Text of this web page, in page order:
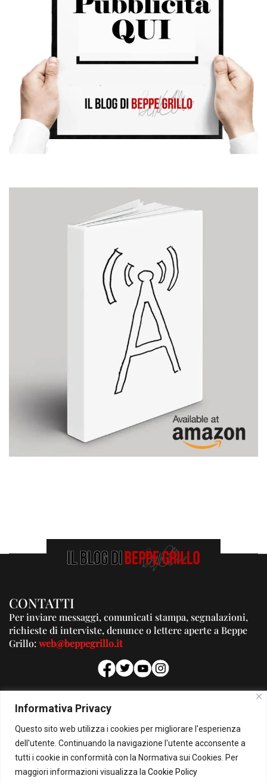
Informativa Privacy
Questo sito web utilizza i cookies per migliorare l'esperienza
dell'utente. Continuando la navigazione l'utente acconsente a
tutti i cookie in conformità con la Normativa sui Cookies. Per
maggiori informazioni visualizza la Cookie Policy
CONTATTI
Per inviare messaggi, comunicati stampa, segnalazioni,
richieste di interviste, denunce o lettere aperte a Beppe
Grillo:web@beppegrillo.it
PUBBLICITA'
Per la tua pubblicità su questo Blog:
pubblicita@beppegrillo.it
HOMEPAGE COOKIE POLICY PRIVACY POLICY CONTATTI